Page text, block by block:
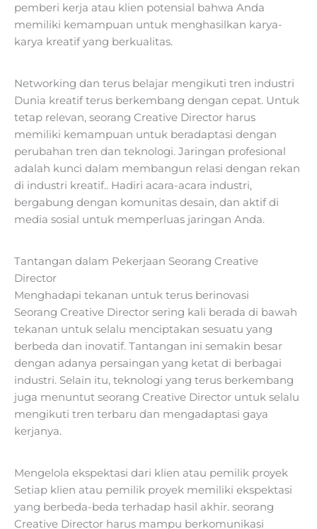
pemberi kerja atau klien potensial bahwa Anda
memiliki kemampuan untuk menghasilkan karya-
karya kreatif yang berkualitas.
Networking dan terus belajar mengikuti tren industri
Dunia kreatif terus berkembang dengan cepat. Untuk
tetap relevan, seorang Creative Director harus
memiliki kemampuan untuk beradaptasi dengan
perubahan tren dan teknologi. Jaringan profesional
adalah kunci dalam membangun relasi dengan rekan
di industri kreatif.. Hadiri acara-acara industri,
bergabung dengan komunitas desain, dan aktif di
media sosial untuk memperluas jaringan Anda.
Tantangan dalam Pekerjaan Seorang Creative
Director
Menghadapi tekanan untuk terus berinovasi
Seorang Creative Director sering kali berada di bawah
tekanan untuk selalu menciptakan sesuatu yang
berbeda dan inovatif. Tantangan ini semakin besar
dengan adanya persaingan yang ketat di berbagai
industri. Selain itu, teknologi yang terus berkembang
juga menuntut seorang Creative Director untuk selalu
mengikuti tren terbaru dan mengadaptasi gaya
kerjanya.
Mengelola ekspektasi dari klien atau pemilik proyek
Setiap klien atau pemilik proyek memiliki ekspektasi
yang berbeda-beda terhadap hasil akhir. seorang
Creative Director harus mampu berkomunikasi